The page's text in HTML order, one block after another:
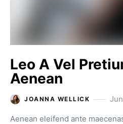
Leo A Vel
Aenean
JOANNA WELLICK
Aenean eleifend ante